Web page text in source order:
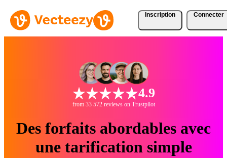
Inscription Connecter
4.9
from 33 572 reviews on Trustpilot
Des forfaits abordables avec
une tarification simple